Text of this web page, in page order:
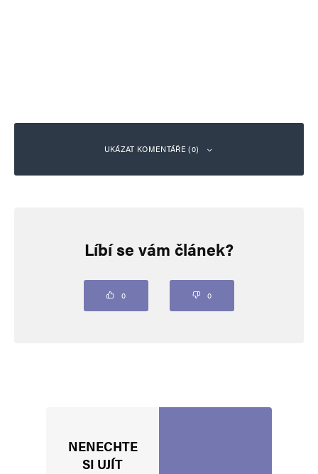
UKÁZAT KOMENTÁŘE (0)
Vaše e-mailová adresa nebude zveřejněna. Vyžadované informace jsou
Líbí se vám článek?
0 0
NENECHTE
SI UJÍT